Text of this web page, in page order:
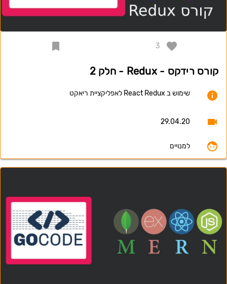
3
קורס רידקס - Redux - חלק 2
שימוש ב React Redux לאפליקציית ריאקט
29.04.20
למנויים